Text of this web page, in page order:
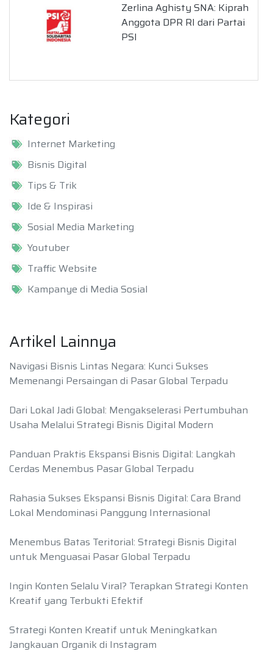
Zerlina Aghisty SNA: Kiprah
Anggota DPR RI dari Partai
PSI
Kategori
Internet Marketing
Bisnis Digital
Tips & Trik
Ide & Inspirasi
Sosial Media Marketing
Youtuber
Traffic Website
Kampanye di Media Sosial
Artikel Lainnya
Navigasi Bisnis Lintas Negara: Kunci Sukses
Memenangi Persaingan di Pasar Global Terpadu
Dari Lokal Jadi Global: Mengakselerasi Pertumbuhan
Usaha Melalui Strategi Bisnis Digital Modern
Panduan Praktis Ekspansi Bisnis Digital: Langkah
Cerdas Menembus Pasar Global Terpadu
Rahasia Sukses Ekspansi Bisnis Digital: Cara Brand
Lokal Mendominasi Panggung Internasional
Menembus Batas Teritorial: Strategi Bisnis Digital
untuk Menguasai Pasar Global Terpadu
Ingin Konten Selalu Viral? Terapkan Strategi Konten
Kreatif yang Terbukti Efektif
Strategi Konten Kreatif untuk Meningkatkan
Jangkauan Organik di Instagram